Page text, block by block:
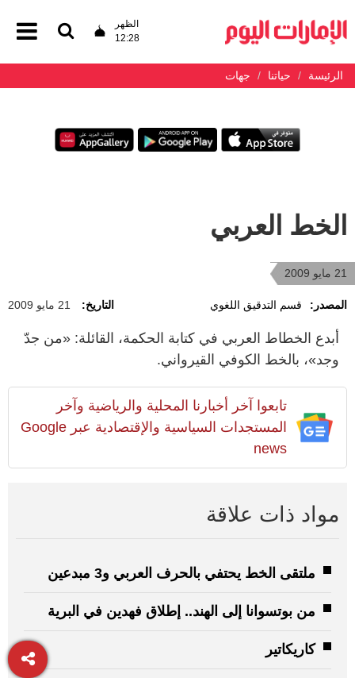
الظهر
12:28
الرئيسة حياتنا جهات
الخط العربي
21 مايو 2009
المصدر: قسم التدقيق اللغوي التاريخ: 21 مايو 2009
أبدع الخطاط العربي في كتابة الحكمة، القائلة: «من جدّ
وجد»، بالخط الكوفي القيرواني.
تابعوا آخر أخبارنا المحلية والرياضية وآخر
المستجدات السياسية والإقتصادية عبر Google
news
مواد ذات علاقة
ملتقى الخط يحتفي بالحرف العربي و3 مبدعين
من بوتسوانا إلى الهند.. إطلاق فهدين في البرية
كاريكاتير